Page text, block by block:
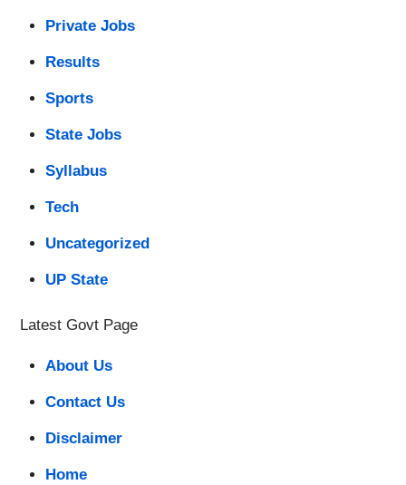
Private Jobs
Results
Sports
State Jobs
Syllabus
Tech
Uncategorized
UP State
Latest Govt Page
About Us
Contact Us
Disclaimer
Home